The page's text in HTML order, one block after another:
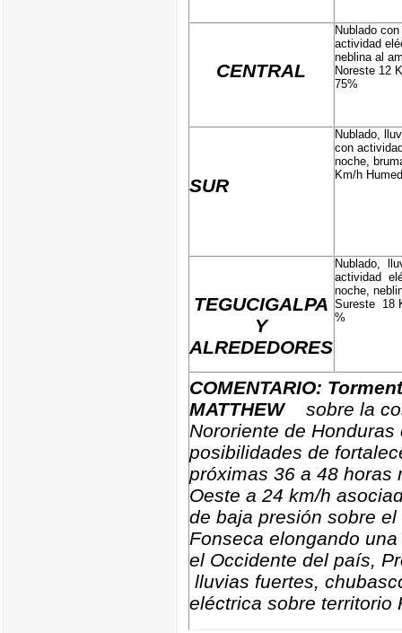
CENTRAL
Nublado
actividad
neblina al
Noreste 12
75%
SUR
Nublado,
con
noche,
Km/h
TEGUCIGALPA
Y
ALREDEDORES
Nublado,
actividad
noche,
Sureste 18
%
COMENTARIO:
MATTHEWsobre la
Nororiente de Honduras
posibilidades de
próximas 36 a 48 horas
Oeste a 24 km/h
de baja presión sobre el
Fonseca elongando
el Occidente del país,
lluvias fuertes,
eléctrica sobre territorio